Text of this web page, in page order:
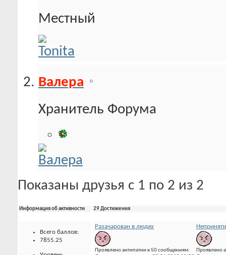
Местный
Валера
Хранитель Форума
Показаны друзья с 1 по 2 из 2
Информация об активности
Всего баллов:
7855.25
29 Достижения
Разачарован в людях
Проявлено антипатии к 50 сообщениям.
Проявлено